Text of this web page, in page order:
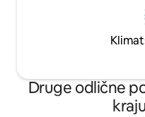
Druge odlične